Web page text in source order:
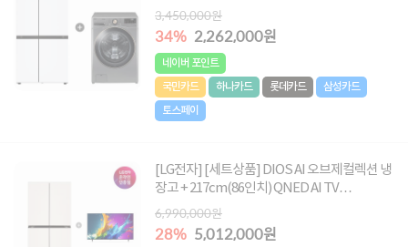
[S836MQQ012+F24VDLPR]
3,450,000원
34% 2,262,000원
네이버 포인트
국민카드
하나카드 롯데카드
삼성카드
토스페이
[LG전자] [세트상품] DIOS AI 오브제컬렉션 냉
장고 + 217cm(86인치) QNED AI TV
[T876MEE111+86QNED75AEA]
6,990,000원
28% 5,012,000원